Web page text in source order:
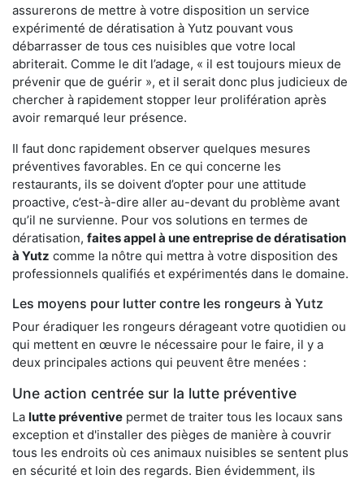
assurerons de mettre à votre disposition un service
expérimenté de dératisation à Yutz pouvant vous
débarrasser de tous ces nuisibles que votre local
abriterait. Comme le dit l’adage, « il est toujours mieux de
prévenir que de guérir », et il serait donc plus judicieux de
chercher à rapidement stopper leur prolifération après
avoir remarqué leur présence.
Il faut donc rapidement observer quelques mesures
préventives favorables. En ce qui concerne les
restaurants, ils se doivent d’opter pour une attitude
proactive, c’est-à-dire aller au-devant du problème avant
qu’il ne survienne. Pour vos solutions en termes de
dératisation, faites appel à une entreprise de dératisation
à Yutz comme la nôtre qui mettra à votre disposition des
professionnels qualifiés et expérimentés dans le domaine.
Les moyens pour lutter contre les rongeurs à Yutz
Pour éradiquer les rongeurs dérageant votre quotidien ou
qui mettent en œuvre le nécessaire pour le faire, il y a
deux principales actions qui peuvent être menées :
Une action centrée sur la lutte préventive
La lutte préventive permet de traiter tous les locaux sans
exception et d'installer des pièges de manière à couvrir
tous les endroits où ces animaux nuisibles se sentent plus
en sécurité et loin des regards. Bien évidemment, ils